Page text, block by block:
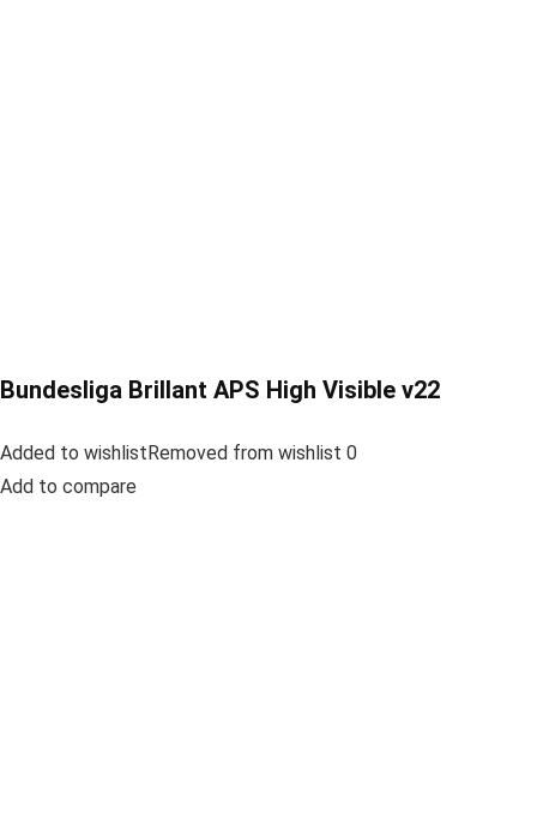
Bundesliga Brillant APS High Visible v22
Added to wishlistRemoved from wishlist 0
Add to compare